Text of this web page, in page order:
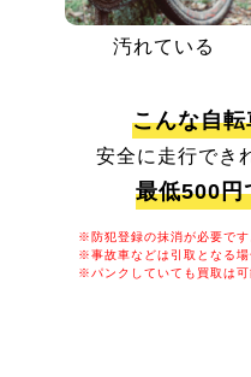
汚れている
こんな自
安全に走行でき
最低500円
※防犯登録の抹消が必要です
※事故車などは引取となる場
※パンクしていても買取は可